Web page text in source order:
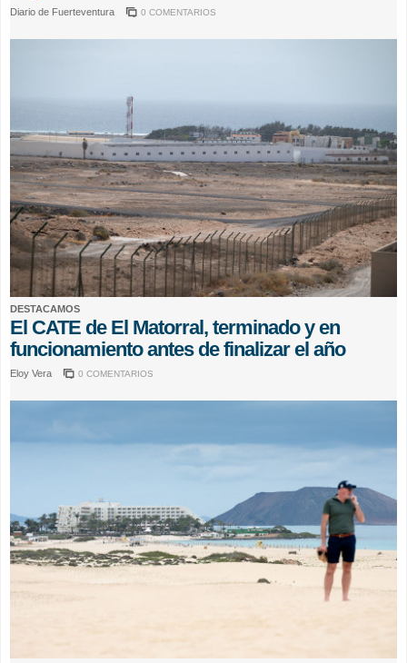
Diario de Fuerteventura 0 COMENTARIOS
DESTACAMOS
El CATE de El Matorral, terminado y en
funcionamiento antes de finalizar el año
Eloy Vera 0 COMENTARIOS